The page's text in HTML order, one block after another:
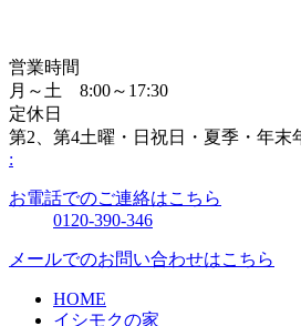
営業時間
月～土 8:00～17:30
定休日
第2、第4土曜・日祝日・夏季・年末
:
お電話でのご連絡はこちら
0120-390-346
メールでのお問い合わせはこちら
HOME
イシモクの家